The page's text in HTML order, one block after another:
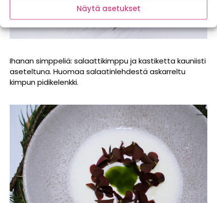
Näytä asetukset
Ihanan simppeliä: salaattikimppu ja kastiketta kauniisti
aseteltuna. Huomaa salaatinlehdestä askarreltu
kimpun pidikelenkki.